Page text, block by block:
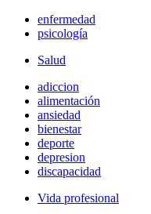
enfermedad
psicología
Salud
adiccion
alimentación
ansiedad
bienestar
deporte
depresion
discapacidad
Vida profesional